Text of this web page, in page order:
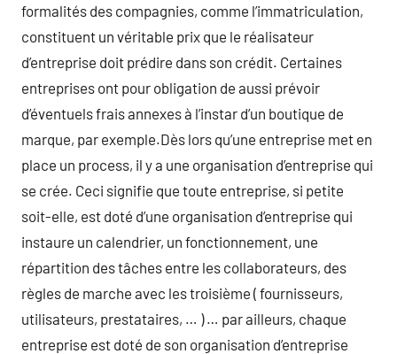
formalités des compagnies, comme l’immatriculation,
constituent un véritable prix que le réalisateur
d’entreprise doit prédire dans son crédit. Certaines
entreprises ont pour obligation de aussi prévoir
d’éventuels frais annexes à l’instar d’un boutique de
marque, par exemple.Dès lors qu’une entreprise met en
place un process, il y a une organisation d’entreprise qui
se crée. Ceci signifie que toute entreprise, si petite
soit-elle, est doté d’une organisation d’entreprise qui
instaure un calendrier, un fonctionnement, une
répartition des tâches entre les collaborateurs, des
règles de marche avec les troisième ( fournisseurs,
utilisateurs, prestataires, … ) … par ailleurs, chaque
entreprise est doté de son organisation d’entreprise